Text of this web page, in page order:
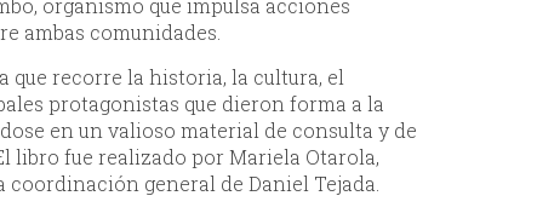
ambas comunidades.
que recorre la historia, la cultura, el
protagonistas que dieron forma a la
en un valioso material de consulta y de
libro fue realizado por Mariela Otarola,
general de Daniel Tejada.